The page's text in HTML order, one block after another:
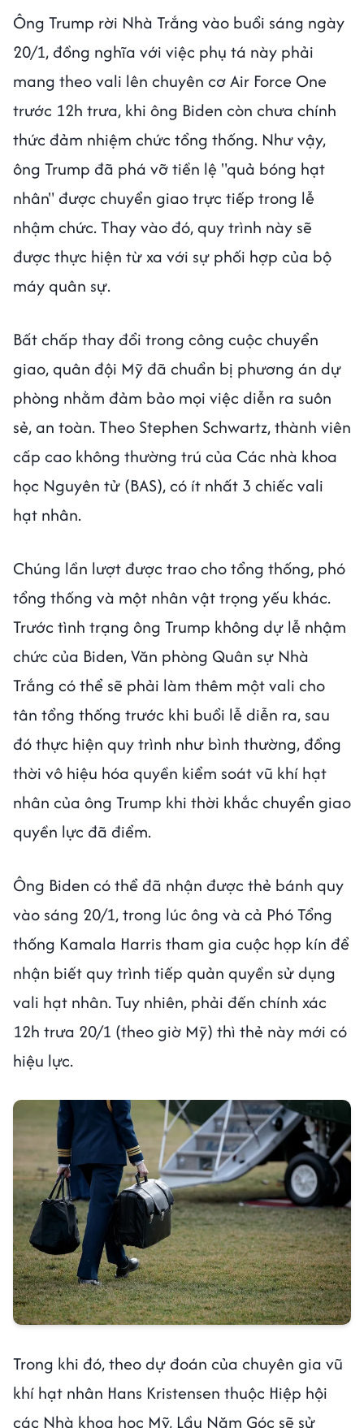
Ông Trump rời Nhà Trắng vào buổi sáng ngày
20/1, đồng nghĩa với việc phụ tá này phải
mang theo vali lên chuyên cơ Air Force One
trước 12h trưa, khi ông Biden còn chưa chính
thức đảm nhiệm chức tổng thống. Như vậy,
ông Trump đã phá vỡ tiền lệ "quả bóng hạt
nhân" được chuyển giao trực tiếp trong lễ
nhậm chức. Thay vào đó, quy trình này sẽ
được thực hiện từ xa với sự phối hợp của bộ
máy quân sự.
Bất chấp thay đổi trong công cuộc chuyển
giao, quân đội Mỹ đã chuẩn bị phương án dự
phòng nhằm đảm bảo mọi việc diễn ra suôn
sẻ, an toàn. Theo Stephen Schwartz, thành viên
cấp cao không thường trú của Các nhà khoa
học Nguyên tử (BAS), có ít nhất 3 chiếc vali
hạt nhân.
Chúng lần lượt được trao cho tổng thống, phó
tổng thống và một nhân vật trọng yếu khác.
Trước tình trạng ông Trump không dự lễ nhậm
chức của Biden, Văn phòng Quân sự Nhà
Trắng có thể sẽ phải làm thêm một vali cho
tân tổng thống trước khi buổi lễ diễn ra, sau
đó thực hiện quy trình như bình thường, đồng
thời vô hiệu hóa quyền kiểm soát vũ khí hạt
nhân của ông Trump khi thời khắc chuyển giao
quyền lực đã điểm.
Ông Biden có thể đã nhận được thẻ bánh quy
vào sáng 20/1, trong lúc ông và cả Phó Tổng
thống Kamala Harris tham gia cuộc họp kín để
nhận biết quy trình tiếp quản quyền sử dụng
vali hạt nhân. Tuy nhiên, phải đến chính xác
12h trưa 20/1 (theo giờ Mỹ) thì thẻ này mới có
hiệu lực.
Trong khi đó, theo dự đoán của chuyên gia vũ
khí hạt nhân Hans Kristensen thuộc Hiệp hội
các Nhà khoa học Mỹ, Lầu Năm Góc sẽ sử